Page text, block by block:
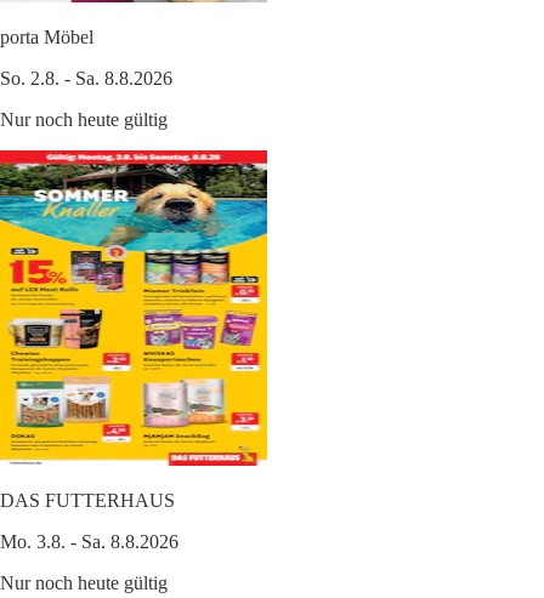
porta Möbel
So. 2.8. - Sa. 8.8.2026
Nur noch heute gültig
DAS FUTTERHAUS
Mo. 3.8. - Sa. 8.8.2026
Nur noch heute gültig